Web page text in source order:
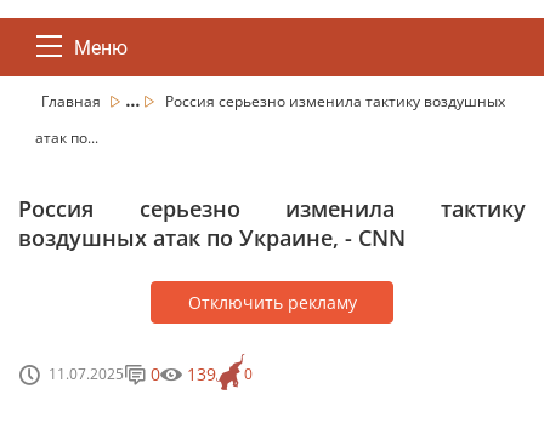
Меню
Главная ...
Россия серьезно изменила тактику воздушных
атак по...
Россия серьезно изменила тактику
воздушных атак по Украине, - CNN
Отключить рекламу
11.07.2025 0
0 139